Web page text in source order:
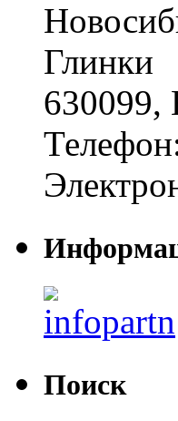
Глинки
630099,
Поиск